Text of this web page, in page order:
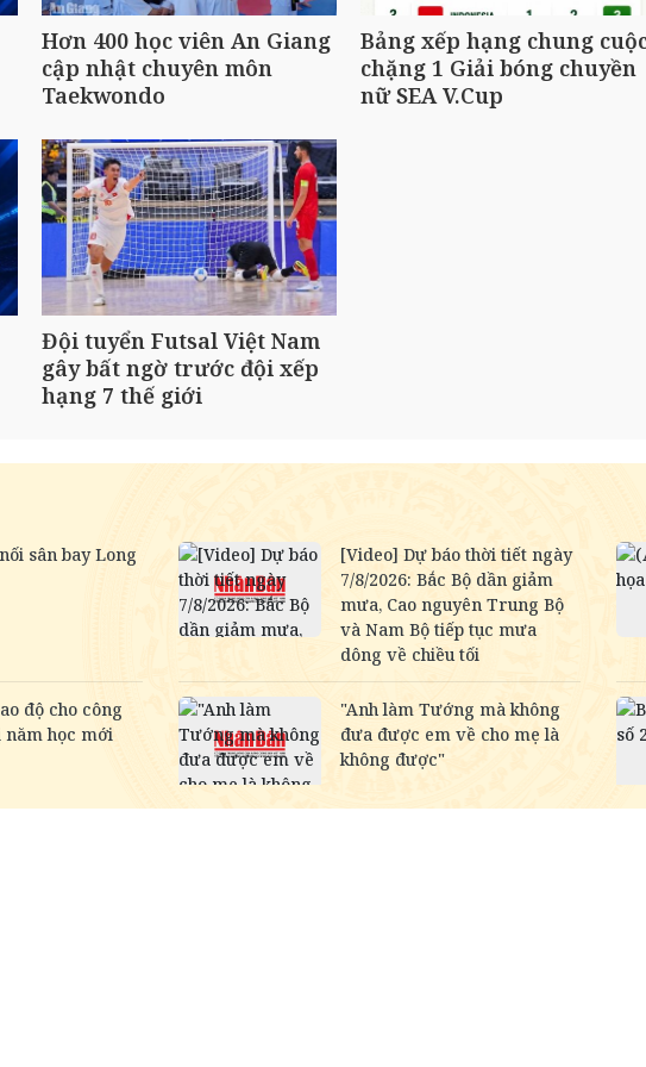
Hơn 400 học viên An Giang
cập nhật chuyên môn
Taekwondo
Bảng xếp hạng chung
chặng 1 Giải bóng chuyền
nữ SEA V.Cup
Đội tuyển Futsal Việt Nam
gây bất ngờ trước đội xếp
hạng 7 thế giới